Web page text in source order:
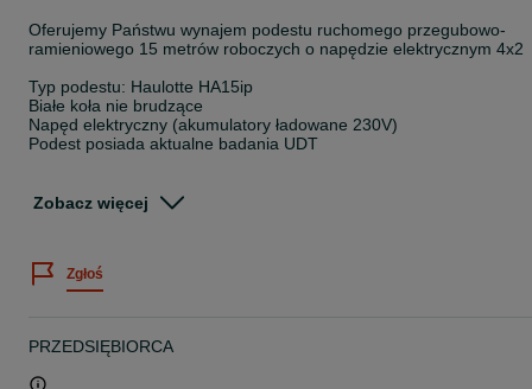
Oferujemy Państwu wynajem podestu ruchomego przegubowo-
ramieniowego 15 metrów roboczych o napędzie elektrycznym 4x2
Typ podestu: Haulotte HA15ip
Białe koła nie brudzące
Napęd elektryczny (akumulatory ładowane 230V)
Podest posiada aktualne badania UDT
najlepszą cenę wynajmu, prosimy o kontakt telefoniczny lub
tel. 60*******09 lub 66*******81
www.zwyzki.com.pl
Zobacz więcej
Zgłoś
PRZEDSIĘBIORCA